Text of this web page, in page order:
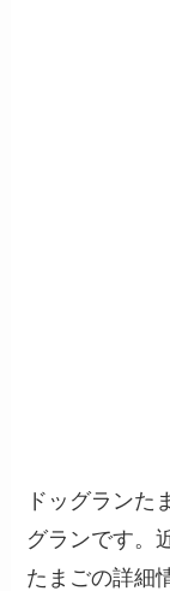
ドッグランた
グランです。
たまごの詳細